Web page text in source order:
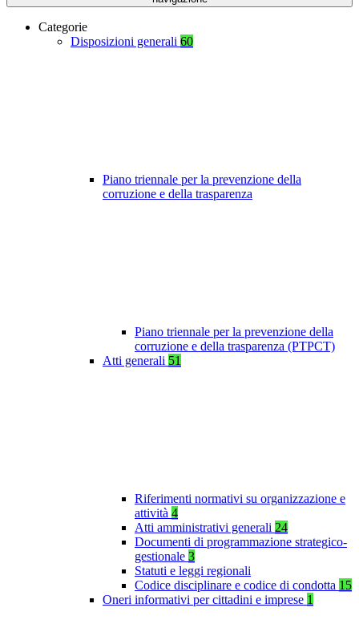
Categorie
Disposizioni generali 60
Piano triennale per la prevenzione della
corruzione e della trasparenza
Piano triennale per la prevenzione della
corruzione e della trasparenza (PTPCT)
Atti generali 51
Riferimenti normativi su organizzazione e
attività 4
Atti amministrativi generali 24
Documenti di programmazione strategico-
gestionale 3
Statuti e leggi regionali
Codice disciplinare e codice di condotta 15
Oneri informativi per cittadini e imprese 1